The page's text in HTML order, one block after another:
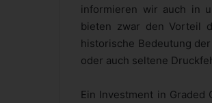
informieren wir auch in
bieten zwar den Vorteil
historische Bedeutung
oder auch seltene
Ein Investment in